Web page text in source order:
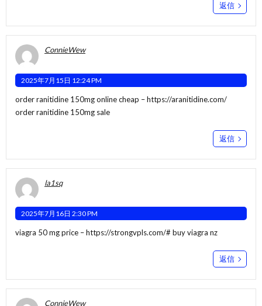
返信
ConnieWew
2025年7月15日 12:24 PM
order ranitidine 150mg online cheap –https://aranitidine.com/
order ranitidine 150mg sale
返信
la1sq
2025年7月16日 2:30 PM
viagra 50 mg price –https://strongvpls.com/# buy viagra nz
返信
ConnieWew